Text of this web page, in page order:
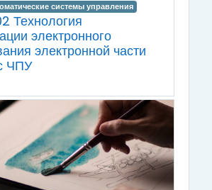
системы управления
Технология
электронного
электронной части
ЧПУ